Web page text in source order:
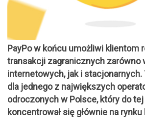
PayPo w końcu umożliwi klientom
transakcji zagranicznych zarówno
internetowych, jak i stacjonarnych.
dla jednego z największych
odroczonych w Polsce, który do
koncentrował się głównie na